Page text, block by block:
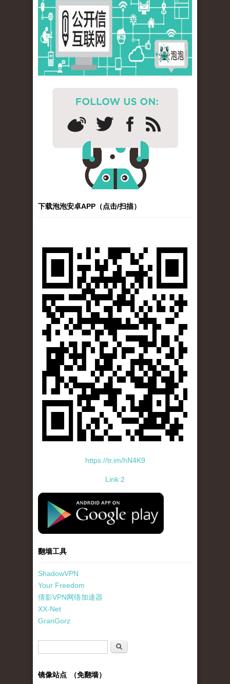
下载泡泡安卓APP（点击/扫描）
https://tr.im/hN4K9
Link 2
standard-icon-googleplay-app-store.png
翻墙工具
ShadowVPN
Your Freedom
倩影VPN网络加速器
XX-Net
GranGorz
搜索
镜像站点 （免翻墙）